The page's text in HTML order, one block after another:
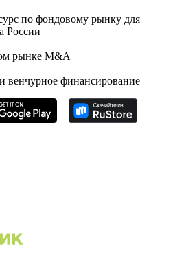
по фондовому рынку для
России
рынке M&A